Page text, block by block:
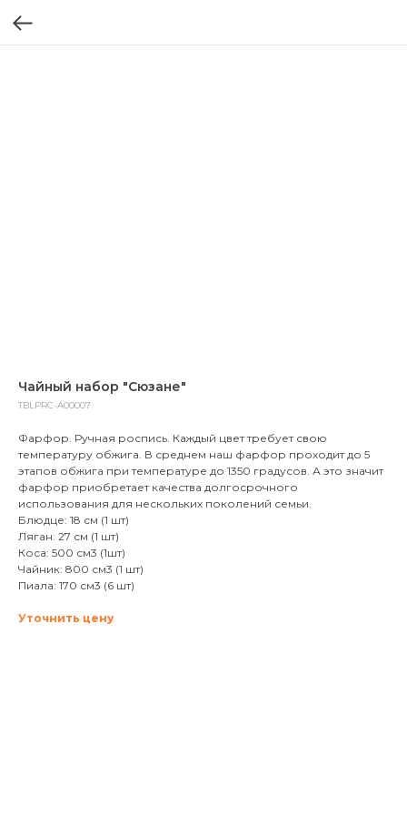
Чайный набор "Сюзане"
TBLPRC-A00007
Фарфор. Ручная роспись. Каждый цвет требует свою
температуру обжига. В среднем наш фарфор проходит до 5
этапов обжига при температуре до 1350 градусов. А это значит
фарфор приобретает качества долгосрочного
использования для нескольких поколений семьи.
Блюдце: 18 см (1 шт)
Ляган: 27 см (1 шт)
Коса: 500 см3 (1шт)
Чайник: 800 см3 (1 шт)
Пиала: 170 см3 (6 шт)
Уточнить цену